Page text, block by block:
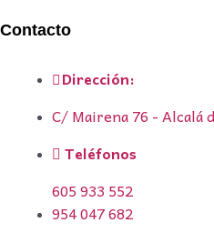
Contacto
Dirección:
C/ Mairena 76 - Alcalá
Teléfonos
605 933 552
954 047 682